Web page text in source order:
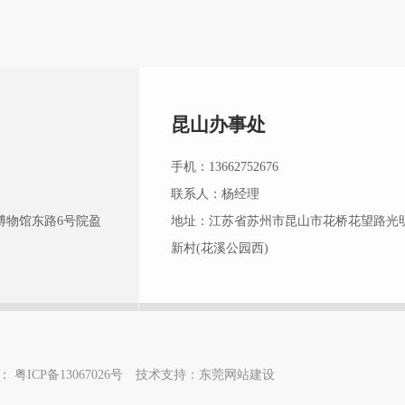
物馆东路6号院盈
昆山办事处
手机：13662752676
联系人：杨经理
地址：江苏省苏州市昆山市花桥花望路光
新村(花溪公园西)
粤ICP备13067026号技术支持： 东莞网站建设